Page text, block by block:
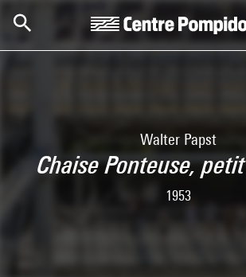
Walter Papst
Chaise Ponteuse,
1953